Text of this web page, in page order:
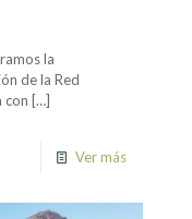
la
de la Red
con […]
Ver más